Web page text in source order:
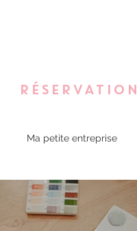
RÉSERVATION
Ma petite entreprise